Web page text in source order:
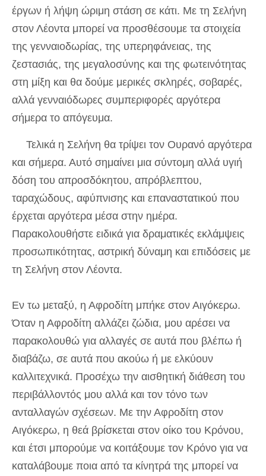
έργων ή λήψη ώριμη στάση σε κάτι. Με τη Σελήνη
στον Λέοντα μπορεί να προσθέσουμε τα στοιχεία
της γενναιοδωρίας, της υπερηφάνειας, της
ζεστασιάς, της μεγαλοσύνης και της φωτεινότητας
στη μίξη και θα δούμε μερικές σκληρές, σοβαρές,
αλλά γενναιόδωρες συμπεριφορές αργότερα
σήμερα το απόγευμα.
Τελικά η Σελήνη θα τρίψει τον Ουρανό αργότερα
και σήμερα. Αυτό σημαίνει μια σύντομη αλλά υγιή
δόση του απροσδόκητου, απρόβλεπτου,
ταραχώδους, αφύπνισης και επαναστατικού που
έρχεται αργότερα μέσα στην ημέρα.
Παρακολουθήστε ειδικά για δραματικές εκλάμψεις
προσωπικότητας, αστρική δύναμη και επιδόσεις με
τη Σελήνη στον Λέοντα.
Εν τω μεταξύ, η Αφροδίτη μπήκε στον Αιγόκερω.
Όταν η Αφροδίτη αλλάζει ζώδια, μου αρέσει να
παρακολουθώ για αλλαγές σε αυτά που βλέπω ή
διαβάζω, σε αυτά που ακούω ή με ελκύουν
καλλιτεχνικά. Προσέχω την αισθητική διάθεση του
περιβάλλοντός μου αλλά και τον τόνο των
ανταλλαγών σχέσεων. Με την Αφροδίτη στον
Αιγόκερω, η θεά βρίσκεται στον οίκο του Κρόνου,
και έτσι μπορούμε να κοιτάξουμε τον Κρόνο για να
καταλάβουμε ποια από τα κίνητρά της μπορεί να